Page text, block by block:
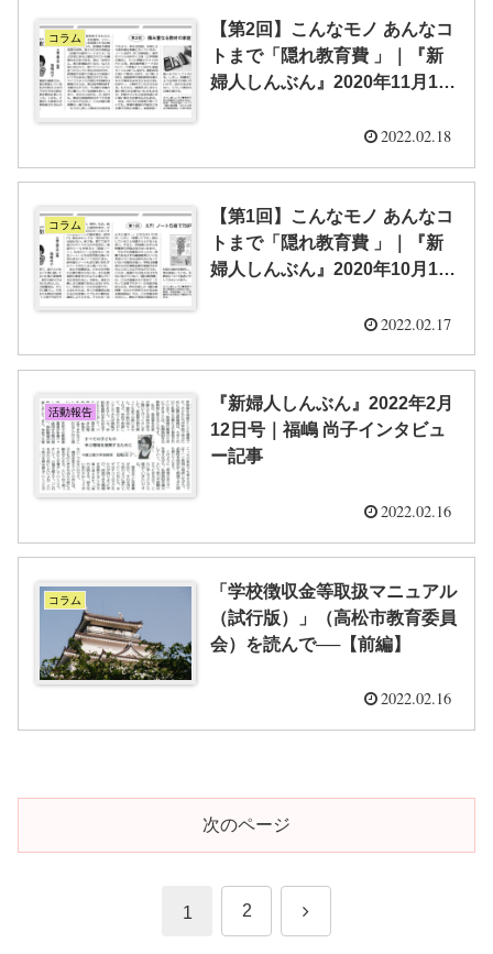
コラム
【第2回】こんなモノ あんなコ
トまで「隠れ教育費 」｜『新
婦人しんぶん』2020年11月12
2022.02.18
コラム
【第1回】こんなモノ あんなコ
トまで「隠れ教育費 」｜『新
婦人しんぶん』2020年10月15
2022.02.17
活動報告
『新婦人しんぶん』2022年2月
12日号｜福嶋 尚子インタビュ
ー記事
2022.02.16
コラム
「学校徴収金等取扱マニュアル
（試行版）」（高松市教育委員
会）を読んで──【前編】
2022.02.16
次のページ
1 2 次